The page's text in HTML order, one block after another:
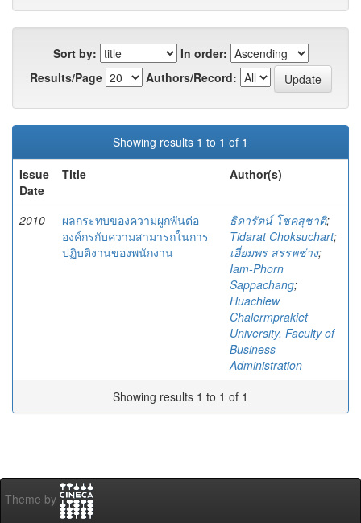
Sort by:
In order:
Results/Page
Authors/Record:
Showing results 1 to 1 of 1
Issue
Date
Title Author(s)
2010
ผลกระทบของความผูกพันต่อ
องค์กรกับความสามารถในการ
ปฏิบติงานของพนักงาน
ธิดารัตน์ โชคสุชาติ;
Tidarat Choksuchart;
เอี่ยมพร สรรพช่าง;
Iam-Phorn
Sappachang;
Huachiew
Chalermprakiet
University. Faculty of
Business
Administration
Showing results 1 to 1 of 1
Theme by